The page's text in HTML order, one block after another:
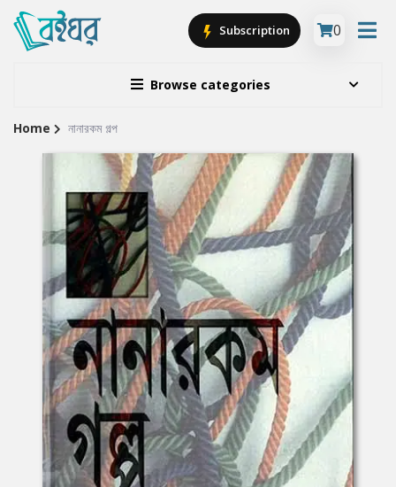
Browse categories
Subscription 0
Site
Breadcrumb
Home নানারকম গল্প